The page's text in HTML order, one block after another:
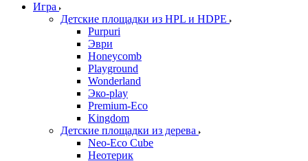
Игра
Детские площадки из HPL и HDPE
Purpuri
Эври
Honeycomb
Playground
Wonderland
Эко-play
Premium-Eco
Kingdom
Детские площадки из дерева
Neo-Eco Cube
Неотерик